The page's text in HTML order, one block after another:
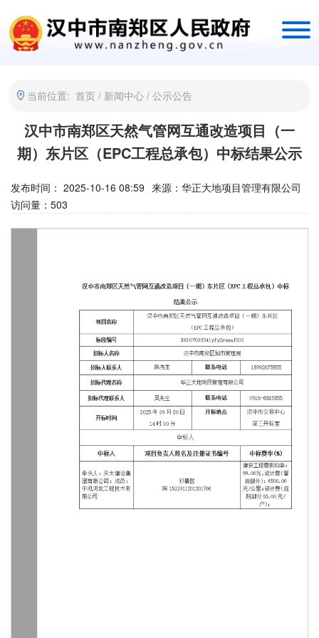
当前位置: 首页 / 新闻中心 / 公示公告
汉中市南郑区天然气管网互通改造项目（一
期）东片区（EPC工程总承包）中标结果公示
发布时间： 2025-10-16 08:59 来源： 华正大地项目管理有限公司
访问量： 503